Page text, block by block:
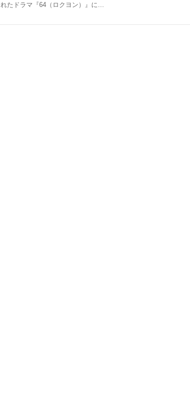
れたドラマ『64（ロクヨン）』に…